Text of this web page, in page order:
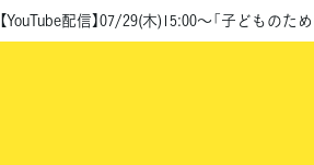
【YouTube配信】07/29(木)15:00～「子どものた